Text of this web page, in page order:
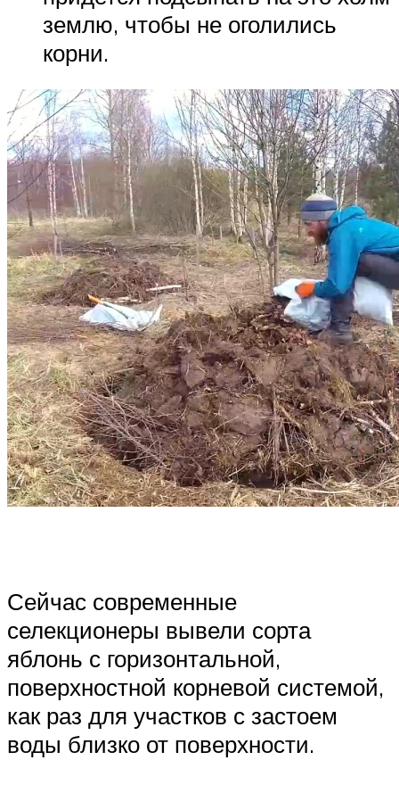
землю, чтобы не оголились
корни.
Сейчас современные
селекционеры вывели сорта
яблонь с горизонтальной,
поверхностной корневой системой,
как раз для участков с застоем
воды близко от поверхности.